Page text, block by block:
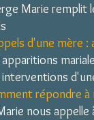
Marie remplit
d'une mère :
apparitions
interventions
répondre à
nous